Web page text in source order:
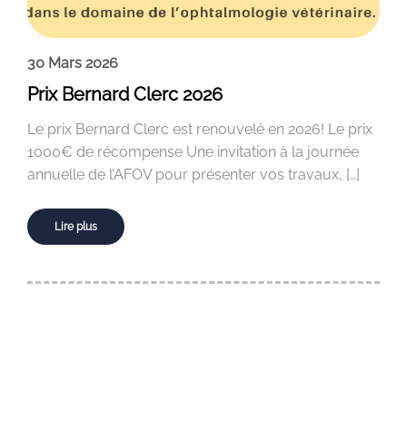
30 Mars 2026
Prix Bernard Clerc 2026
Le prix Bernard Clerc est renouvelé en 2026! Le prix
1000€ de récompense Une invitation à la journée
annuelle de l’AFOV pour présenter vos travaux, […]
Lire plus